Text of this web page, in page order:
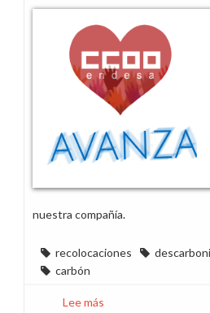
15
de
diciembre
en
toda
Endesa
por
el
incumplimiento
Acuerdo
Recolocaciones
nuestra compañía.
recolocaciones
carbón
Lee más